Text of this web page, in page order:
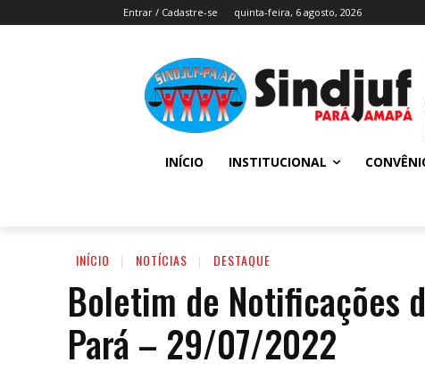
Entrar / Cadastre-se quinta-feira, 6 agosto, 2026
INÍCIO INSTITUCIONAL
INÍCIO NOTÍCIAS DESTAQUE
Boletim de Notificações
Pará – 29/07/2022